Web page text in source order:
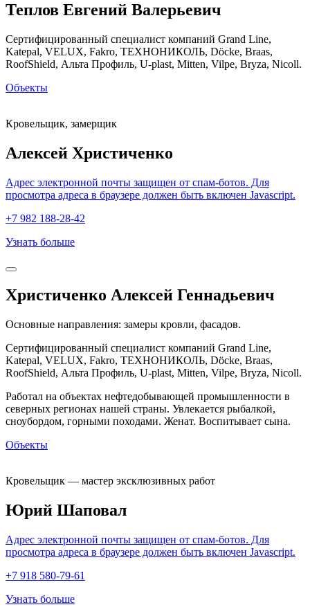
Теплов Евгений Валерьевич
Сертифицированный специалист компаний Grand Line,
Katepal, VELUX, Fakro, ТЕХНОНИКОЛЬ, Döcke, Braas,
RoofShield, Альта Профиль, U-plast, Mitten, Vilpe, Bryza, Nicoll.
Объекты
Кровельщик, замерщик
Алексей Христиченко
Адрес электронной почты защищен от спам-ботов. Для
просмотра адреса в браузере должен быть включен Javascript.
+7 982 188-28-42
Узнать больше
Христиченко Алексей Геннадьевич
Основные направления: замеры кровли, фасадов.
Сертифицированный специалист компаний Grand Line,
Katepal, VELUX, Fakro, ТЕХНОНИКОЛЬ, Döcke, Braas,
RoofShield, Альта Профиль, U-plast, Mitten, Vilpe, Bryza, Nicoll.
Работал на объектах нефтедобывающей промышленности в
северных регионах нашей страны. Увлекается рыбалкой,
сноубордом, горными походами. Женат. Воспитывает сына.
Объекты
Кровельщик — мастер эксклюзивных работ
Юрий Шаповал
Адрес электронной почты защищен от спам-ботов. Для
просмотра адреса в браузере должен быть включен Javascript.
+7 918 580-79-61
Узнать больше